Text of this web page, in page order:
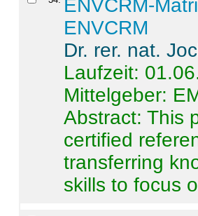
ENVCRM-
ENVCRM
Dr. rer. nat.
Laufzeit:
Mittelgeber:
Abstract:This
certified
transferring
skills to focus